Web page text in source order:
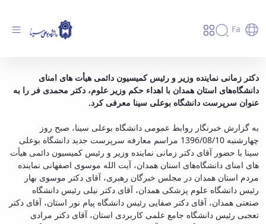
Fa
سرپرست جدید دانشگاه بوعلی سینا توسط
نماینده وزیر علوم معرفی شد - دانشگاه بوعلی
دکتر زمانی نماینده وزیر و رئیس کمیسیون دائمی هیأت های امنای
دانشگاه‌های استان همدان با اهداء حکم وزیر علوم، دکتر محمدی فر را به
عنوان سرپرست دانشگاه بوعلی سینا معرفی کرد.
به گزارش خبرنگار روابط عمومی دانشگاه بوعلی سینا، صبح روز
چهارشنبه 1396/08/10 مراسم معارفه سرپرست جدید دانشگاه بوعلی
سینا با حضور آقای دکتر زمانی نماینده وزیر و رئیس کمیسیون دائمی هیأت
های امنای دانشگاه‌های استان همدان، آیت الله موسوی اصفهانی نماینده
مردم استان همدان در مجلس خبرگان رهبری، آقای دکتر موسوی بهار
رئیس دانشگاه علوم پزشکی همدان، آقای دکتر نیلی رئیس دانشگاه
صنعتی همدان، آقای دکتر صفایی رئیس دانشگاه پیام نور استان، آقای دکتر
تعجبی رئیس دانشگاه جامع علمی کاربردی استان، آقای دکتر مرادی